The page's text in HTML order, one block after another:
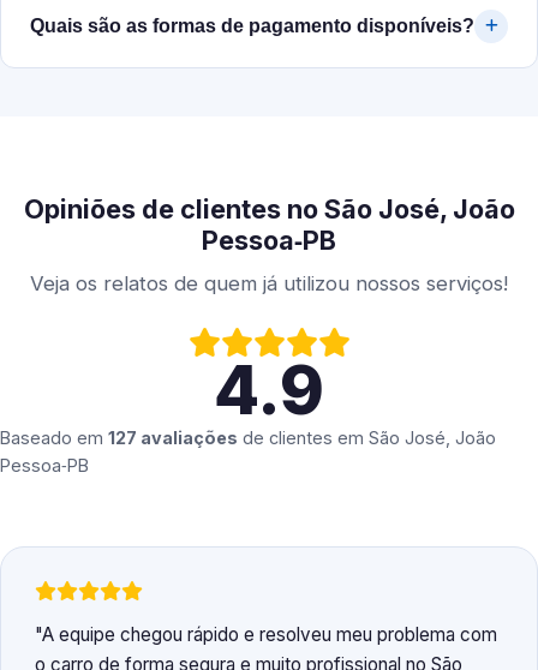
Quais são as formas de pagamento disponíveis?
Opiniões de clientes no São José, João
Pessoa‑PB
Veja os relatos de quem já utilizou nossos serviços!
4.9
Baseado em 127 avaliações de clientes em São José, João
Pessoa‑PB
A equipe chegou rápido e resolveu meu problema com
o carro de forma segura e muito profissional no São